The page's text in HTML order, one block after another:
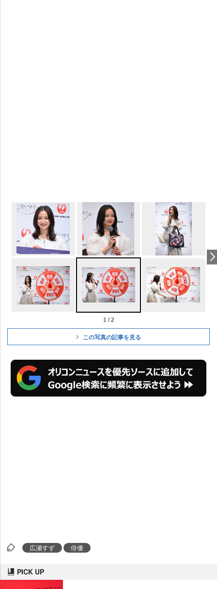
1 / 2
この写真の記事を見る
広瀬すず 俳優
PICK UP